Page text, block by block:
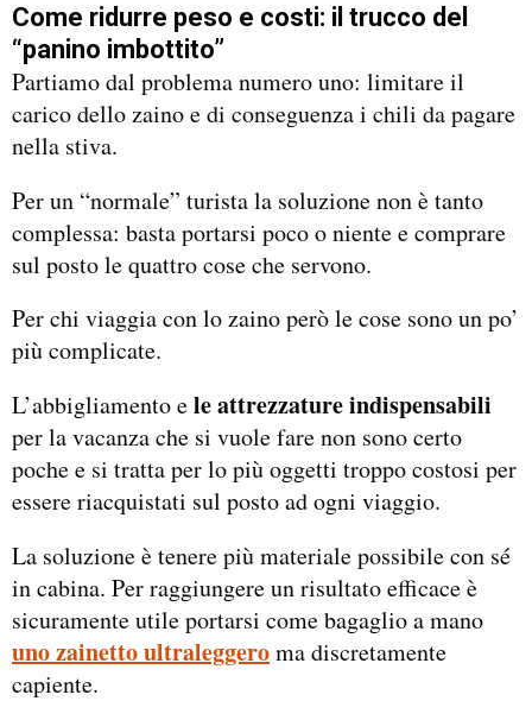
Come ridurre peso e costi: il trucco del
“panino imbottito”
Partiamo dal problema numero uno: limitare il
carico dello zaino e di conseguenza i chili da pagare
nella stiva.
Per un “normale” turista la soluzione non è tanto
complessa: basta portarsi poco o niente e comprare
sul posto le quattro cose che servono.
Per chi viaggia con lo zaino però le cose sono un po’
più complicate.
L’abbigliamento ele attrezzature indispensabili
per la vacanza che si vuole fare non sono certo
poche e si tratta per lo più oggetti troppo costosi per
essere riacquistati sul posto ad ogni viaggio.
La soluzione è tenere più materiale possibile con sé
in cabina. Per raggiungere un risultato efficace è
sicuramente utile portarsi come bagaglio a mano
uno zainetto ultraleggeroma discretamente
capiente.